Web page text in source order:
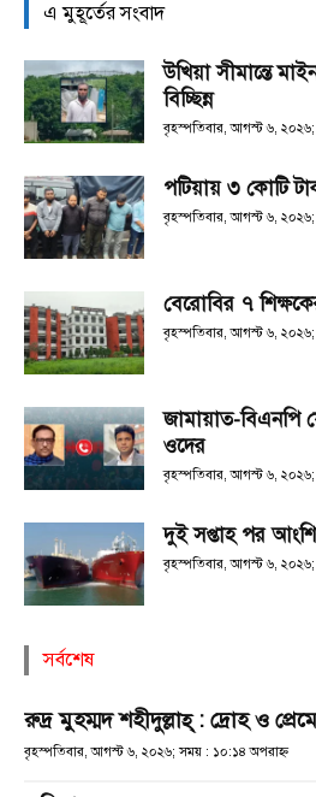
এ মুহূর্তের সংবাদ
উখিয়া সীমান্তে
বিচ্ছিন্ন
বৃহস্পতিবার, আগস্ট ৬,
পটিয়ায় ৩ কোটি
বৃহস্পতিবার, আগস্ট ৬,
বেরোবির ৭
বৃহস্পতিবার, আগস্ট ৬,
জামায়াত-বিএনপি
ওদের
বৃহস্পতিবার, আগস্ট ৬,
দুই সপ্তাহ পর
বৃহস্পতিবার, আগস্ট ৬,
সর্বশেষ
রুদ্র মুহম্মদ শহীদুল্লাহ্ : দ্রোহ ও
বৃহস্পতিবার, আগস্ট ৬, ২০২৬; সময় : ১০:১৪ অপরাহ্ণ